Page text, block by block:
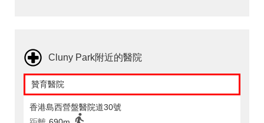
Cluny Park附近的醫院
贊育醫院
香港島西營盤醫院道30號